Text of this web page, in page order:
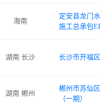
海南
定安县龙门
施工总承包
湖南 长沙 长沙市开福
湖南 郴州
郴州市苏仙
（一期）